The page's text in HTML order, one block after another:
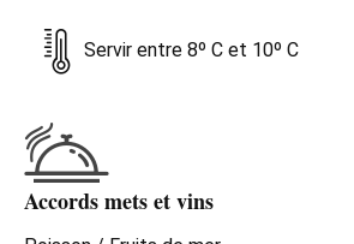
Servir entre 8º C et 10º C
Accords mets et vins